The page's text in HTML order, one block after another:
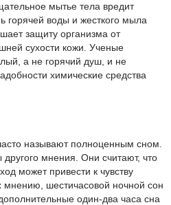
мытье тела вредит
горячей воды и жесткого мыла
защиту организма от
сухости кожи. Ученые
а не горячий душ, и не
химические средства
называют полноценным сном.
мнения. Они считают, что
может привести к чувству
мнению, шестичасовой ночной сон
один-два часа сна